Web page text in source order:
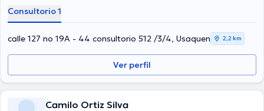
Consultorio 1
calle 127 no 19A - 44 consultorio 512 /3/4, Usaquen 2,2 km
Ver perfil
Camilo Ortiz Silva